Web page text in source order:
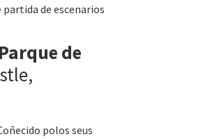
de escenarios
de
polos seus